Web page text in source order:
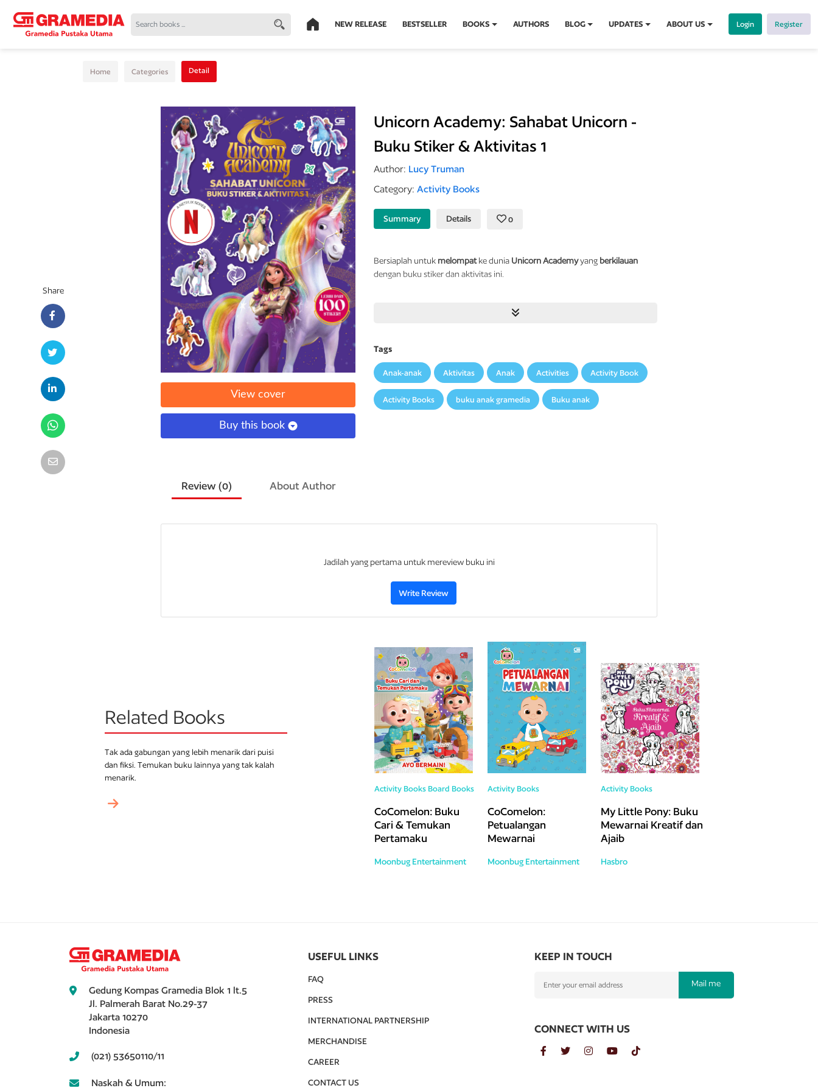
NEW RELEASE BESTSELLER BOOKS AUTHORS BLOG UPDATES ABOUT US Login Register
Share
Home Categories Detail
View cover
Buy this book
Unicorn Academy: Sahabat Unicorn -
Buku Stiker & Aktivitas 1
Author: Lucy Truman
Category: Activity Books
Summary Details 0
Bersiaplah untuk melompat ke dunia UnicornAcademyyang berkilauan
dengan buku stiker dan aktivitas ini.
Wildstar,
Tags
Anak-anak Aktivitas Anak Activities Activity Book
Activity Books buku anak gramedia Buku anak
Review (0) About Author
Jadilah yang pertama untuk mereview buku ini
Write Review
Related Books
Tak ada gabungan yang lebih menarik dari puisi
dan fiksi. Temukan buku lainnya yang tak kalah
menarik.
Activity Books Board Books
CoComelon: Buku
Cari & Temukan
Pertamaku
Moonbug Entertainment
Activity Books
CoComelon:
Petualangan
Mewarnai
Moonbug Entertainment
Activity Books
My Little Pony: Buku
Mewarnai Kreatif dan
Ajaib
Hasbro
Gedung Kompas Gramedia Blok 1 lt.5
Jl. Palmerah Barat No.29-37
Jakarta 10270
Indonesia
(021) 53650110/11
Naskah & Umum:
USEFUL LINKS
FAQ
PRESS
INTERNATIONAL PARTNERSHIP
MERCHANDISE
CAREER
CONTACT US
KEEP IN TOUCH
Mail me
CONNECT WITH US